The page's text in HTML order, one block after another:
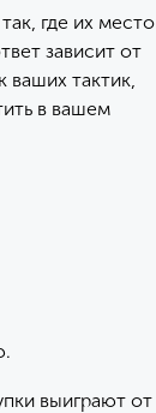
где их место
зависит от
ваших тактик,
в вашем
выиграют от